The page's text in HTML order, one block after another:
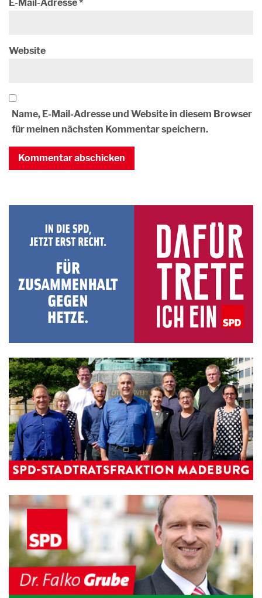
E-Mail-Adresse*
Website
Name, E-Mail-Adresse und Website in diesem Browser
für meinen nächsten Kommentar speichern.